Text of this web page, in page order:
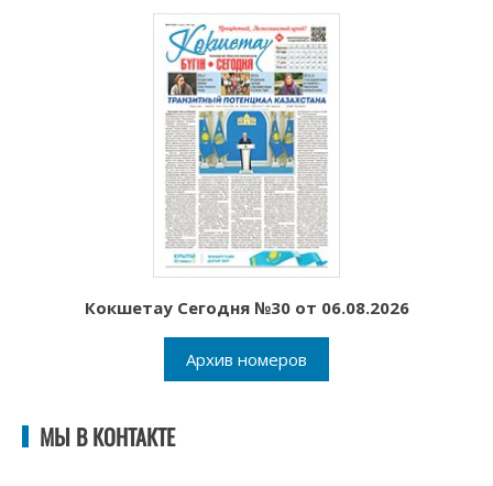
Кокшетау Сегодня №30 от 06.08.2026
Архив номеров
МЫ В КОНТАКТЕ